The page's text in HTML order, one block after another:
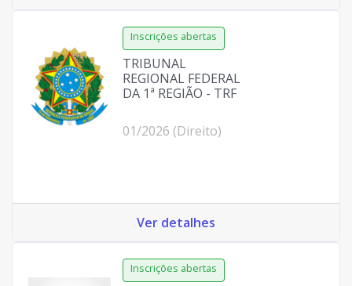
TRIBUNAL
REGIONAL FEDERAL
DA 1ª REGIÃO - TRF
01/2026 (Direito)
Ver detalhes